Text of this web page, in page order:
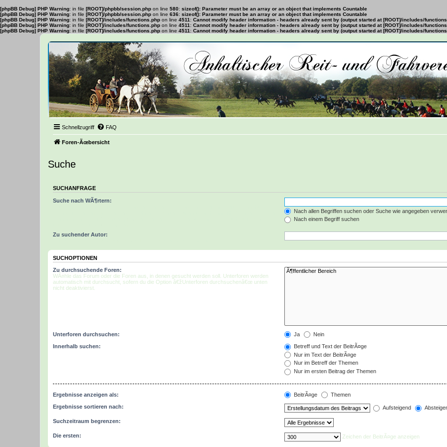
[phpBB Debug] PHP Warning: in file [ROOT]/phpbb/session.php on line 580: sizeof(): Parameter must be an array or an object that implements Countable
[phpBB Debug] PHP Warning: in file [ROOT]/phpbb/session.php on line 636: sizeof(): Parameter must be an array or an object that implements Countable
[phpBB Debug] PHP Warning: in file [ROOT]/includes/functions.php on line 4511 : Cannot modify header information - headers already sent by (output started at [ROOT]/includes/
[phpBB Debug] PHP Warning: in file [ROOT]/includes/functions.php on line 4511 : Cannot modify header information - headers already sent by (output started at [ROOT]/includes/
[phpBB Debug] PHP Warning: in file [ROOT]/includes/functions.php on line 4511 : Cannot modify header information - headers already sent by (output started at [ROOT]/includes/
Schnellzugriff FAQ
Foren-Ãœbersicht
Suche
SUCHANFRAGE
Suche nach WÃ¶rtern:
Nach allen Begriffen suchen oder Suche wie angegeben
Nach einem Begriff suchen
Zu suchender Autor:
SUCHOPTIONEN
Zu durchsuchende Foren:
WÃ¤hle das Forum oder die Foren aus, in denen gesucht werden soll. Unterforen werden
automatisch mit durchsucht, sofern du die Option â€žUnterforen durchsuchenâ€œ unten
nicht deaktivierst.
Unterforen durchsuchen: Ja Nein
Innerhalb suchen:
Betreff und Text der BeitrÃ¤ge
Nur im Text der BeitrÃ¤ge
Nur im Betreff der Themen
Nur im ersten Beitrag der Themen
Ergebnisse anzeigen als: BeitrÃ¤ge Themen
Ergebnisse sortieren nach: Aufsteigend
Suchzeitraum begrenzen:
Die ersten: Zeichen der BeitrÃ¤ge anzeigen